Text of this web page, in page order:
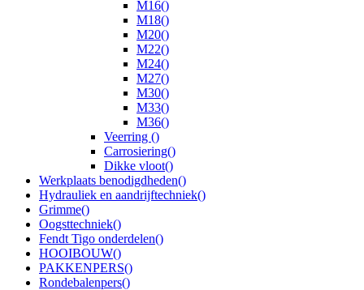
M16()
M18()
M20()
M22()
M24()
M27()
M30()
M33()
M36()
Veerring ()
Carrosiering()
Dikke vloot()
Werkplaats benodigdheden()
Hydrauliek en aandrijftechniek()
Grimme()
Oogsttechniek()
Fendt Tigo onderdelen()
HOOIBOUW()
PAKKENPERS()
Rondebalenpers()